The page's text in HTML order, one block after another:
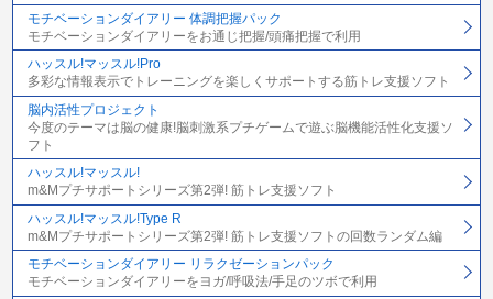
モチベーションダイアリー 体調把握パック
モチベーションダイアリーをお通じ把握/頭痛把握で利用
ハッスル!マッスル!Pro
多彩な情報表示でトレーニングを楽しくサポートする筋トレ支援ソフト
脳内活性プロジェクト
今度のテーマは脳の健康!脳刺激系プチゲームで遊ぶ脳機能活性化支援ソ
フト
ハッスル!マッスル!
m&Mプチサポートシリーズ第2弾! 筋トレ支援ソフト
ハッスル!マッスル!Type R
m&Mプチサポートシリーズ第2弾! 筋トレ支援ソフトの回数ランダム編
モチベーションダイアリー リラクゼーションパック
モチベーションダイアリーをヨガ/呼吸法/手足のツボで利用